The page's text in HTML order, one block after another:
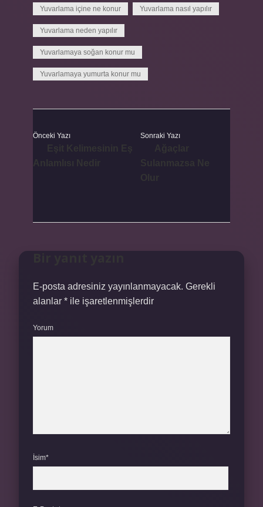
Yuvarlama içine ne konur Yuvarlama nasıl yapılır
Yuvarlama neden yapılır
Yuvarlamaya soğan konur mu
Yuvarlamaya yumurta konur mu
Önceki Yazı Sonraki Yazı
E-posta adresiniz yayınlanmayacak. Gerekli
alanlar * ile işaretlenmişlerdir
Yorum
İsim*